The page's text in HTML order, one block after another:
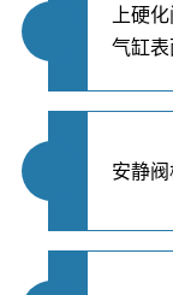
上硬
气缸
安静